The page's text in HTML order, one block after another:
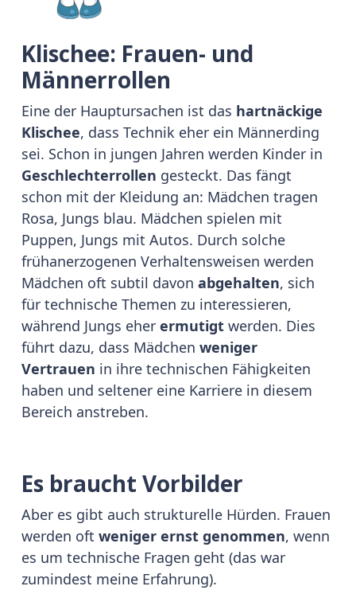
Klischee: Frauen- und
Männerrollen
Eine der Hauptursachen ist das hartnäckige
Klischee, dass Technik eher ein Männerding
sei. Schon in jungen Jahren werden Kinder in
Geschlechterrollen gesteckt. Das fängt
schon mit der Kleidung an: Mädchen tragen
Rosa, Jungs blau. Mädchen spielen mit
Puppen, Jungs mit Autos. Durch solche
frühanerzogenen Verhaltensweisen werden
Mädchen oft subtil davon abgehalten, sich
für technische Themen zu interessieren,
während Jungs eher ermutigt werden. Dies
führt dazu, dass Mädchen weniger
Vertrauen in ihre technischen Fähigkeiten
haben und seltener eine Karriere in diesem
Bereich anstreben.
Es braucht Vorbilder
Aber es gibt auch strukturelle Hürden. Frauen
werden oft weniger ernst genommen, wenn
es um technische Fragen geht (das war
zumindest meine Erfahrung).